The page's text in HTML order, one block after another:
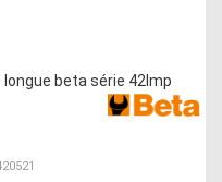
beta série 42lmp